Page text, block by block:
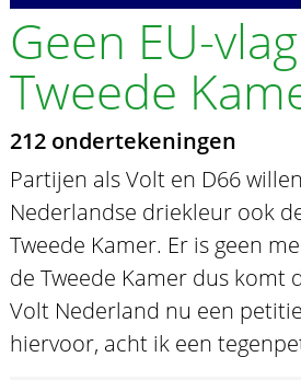
Geen EU-
Tweede
212 ondertekeningen
Partijen als Volt en D66
Nederlandse driekleur ook
Tweede Kamer. Er is geen
de Tweede Kamer dus komt
Volt Nederland nu een
hiervoor, acht ik een